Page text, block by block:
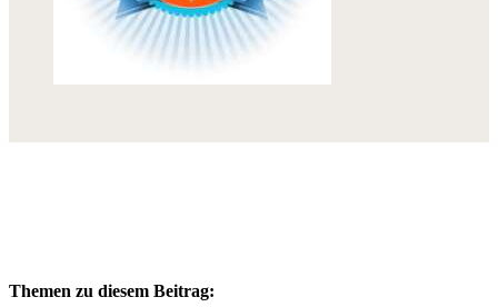
Themen zu diesem Beitrag: